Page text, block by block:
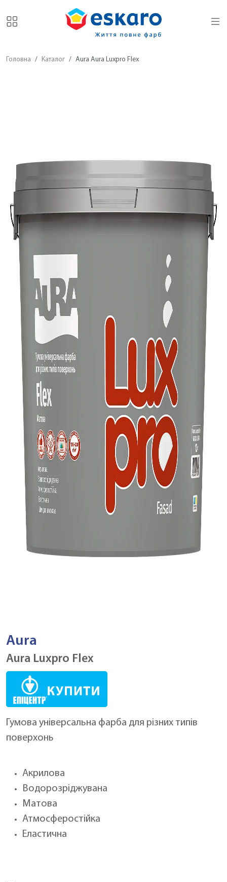
Головна Каталог Aura Aura Luxpro Flex
Aura
Aura Luxpro Flex
Гумова універсальна фарба для різних типів
поверхонь
Акрилова
Водорозріджувана
Матова
Атмосферостійка
Еластична